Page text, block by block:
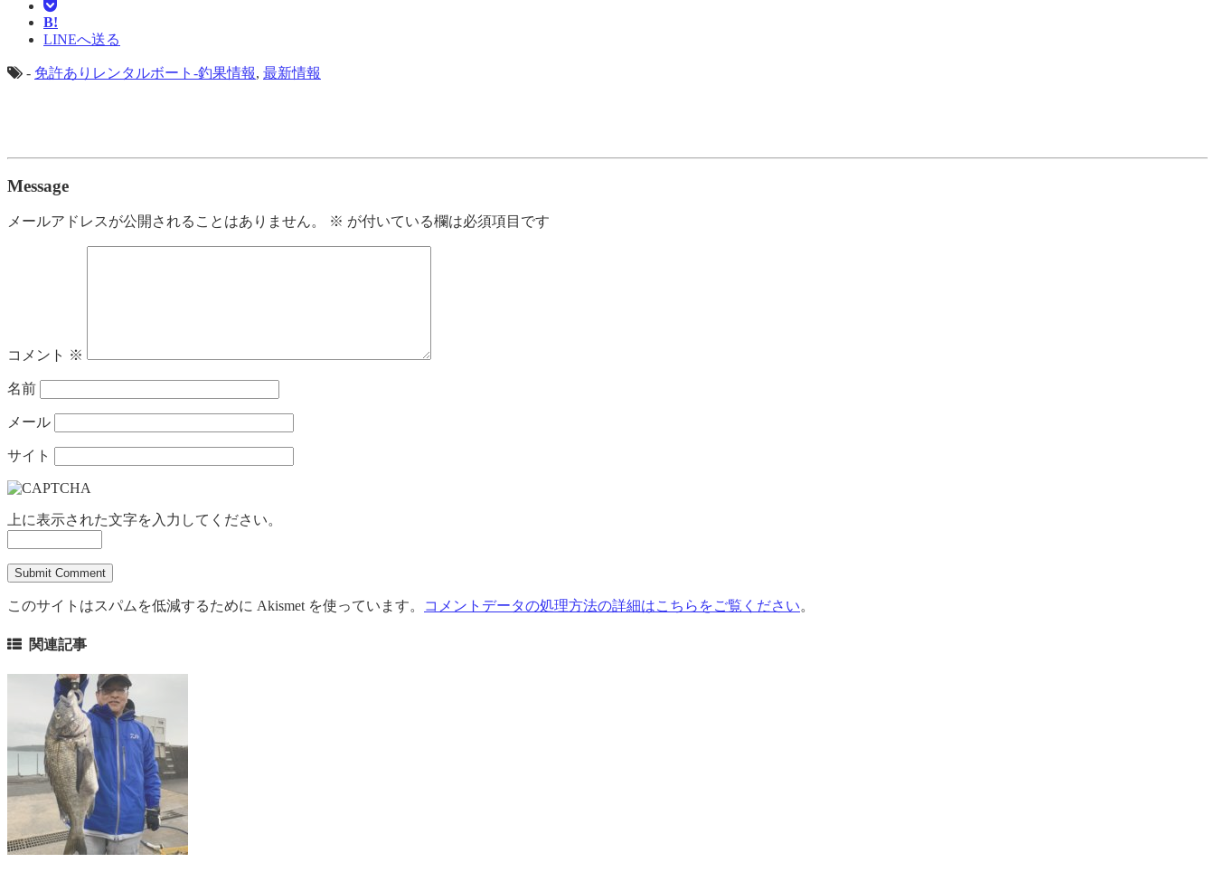
B!
LINEへ送る
- 免許ありレンタルボート-釣果情報, 最新情報
Message
メールアドレスが公開されることはありません。 ※ が付いている欄は必須項目です
コメント ※
名前
メール
サイト
上に表示された文字を入力してください。
このサイトはスパムを低減するために Akismet を使っています。 コメントデータの処理方法の詳細はこちらをご覧ください。
関連記事